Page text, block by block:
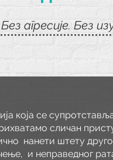
Без агресије. Без
која се
сличан
нанети штету
и неправедног